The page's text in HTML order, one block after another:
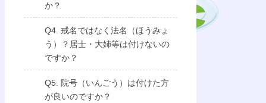
か？
Q4. 戒名ではなく法名（ほうみょ
う）？居士・大姉等は付けないの
ですか？
Q5. 院号（いんごう）は付けた方
が良いのですか？